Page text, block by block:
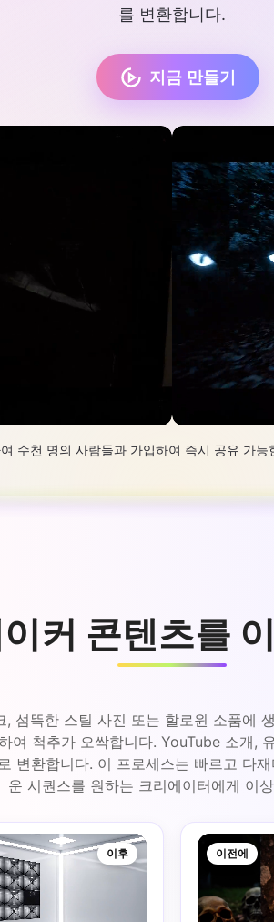
를 변환합니다.
지금 만들기
수천 명의 사람들과 가입하여 즉시 공유 가
커 콘텐츠를
섬뜩한 스틸 사진 또는 할로윈 소품에
여 척추가 오싹합니다. YouTube 소개,
변환합니다. 이 프로세스는 빠르고 다
운 시퀀스를 원하는 크리에이터에게 이
이후 이전에